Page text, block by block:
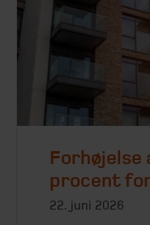
procent
22. juni 2026